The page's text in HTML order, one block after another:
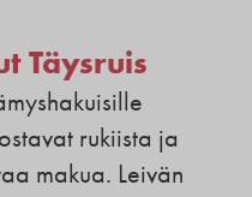
Täysruis
rukiista ja
makua. Leivän